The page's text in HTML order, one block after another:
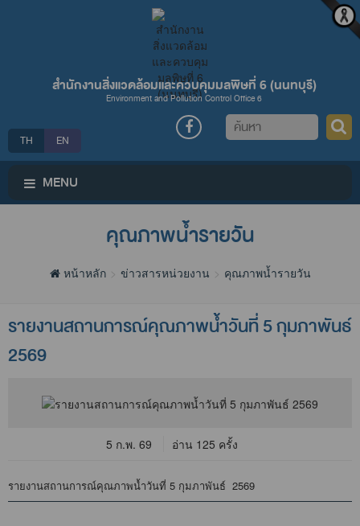
สำนักงานสิ่งแวดล้อมและควบคุมมลพิษที่ 6 (นนทบุรี)
Environment and Pollution Control Office 6
TH EN
ค้นหา
MENU
คุณภาพน้ำรายวัน
หน้าหลัก ข่าวสารหน่วยงาน คุณภาพน้ำรายวัน
รายงานสถานการณ์คุณภาพน้ำวันที่ 5 กุมภาพันธ์
2569
5 ก.พ. 69 อ่าน 125 ครั้ง
รายงานสถานการณ์คุณภาพน้ำวันที่ 5 กุมภาพันธ์ 2569